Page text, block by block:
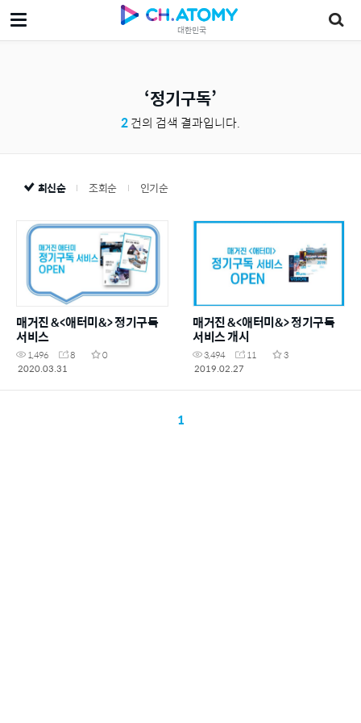
대한민국
정기구독
2건의 검색 결과입니다.
최신순 조회순 인기순
매거진 &<애터미&> 정기구독
서비스
1,496 8
0
2020.03.31
매거진 &<애터미&> 정기구독
서비스 개시
3,494 11
3
2019.02.27
1